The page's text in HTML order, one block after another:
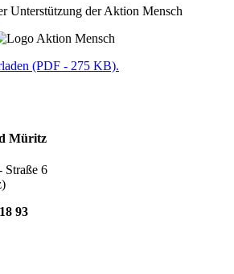
Unterstützung der Aktion Mensch
(PDF - 275 KB).
Müritz
Straße 6
93